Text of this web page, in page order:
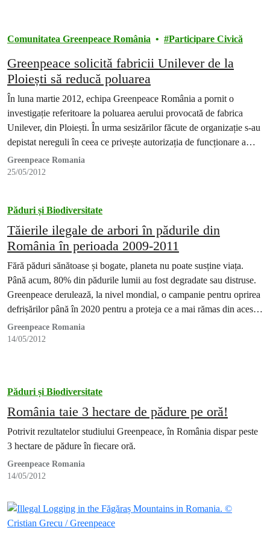
Comunitatea Greenpeace România Participare Civică
Greenpeace solicită fabricii Unilever de la
Ploiești să reducă poluarea
În luna martie 2012, echipa Greenpeace România a pornit o
investigație referitoare la poluarea aerului provocată de fabrica
Unilever, din Ploiești. În urma sesizărilor făcute de organizație s-au
depistat nereguli în ceea ce privește autorizația de funcționare a
fabricii.
Greenpeace Romania
25/05/2012
Păduri și Biodiversitate
Tăierile ilegale de arbori în pădurile din
România în perioada 2009-2011
Fără păduri sănătoase și bogate, planeta nu poate susține viața.
Până acum, 80% din pădurile lumii au fost degradate sau distruse.
Greenpeace derulează, la nivel mondial, o campanie pentru oprirea
defrișărilor până în 2020 pentru a proteja ce a mai rămas din aceste
ecosisteme extraordinare.
Greenpeace Romania
14/05/2012
Păduri și Biodiversitate
România taie 3 hectare de pădure pe oră!
Potrivit rezultatelor studiului Greenpeace, în România dispar peste
3 hectare de pădure în fiecare oră.
Greenpeace Romania
14/05/2012